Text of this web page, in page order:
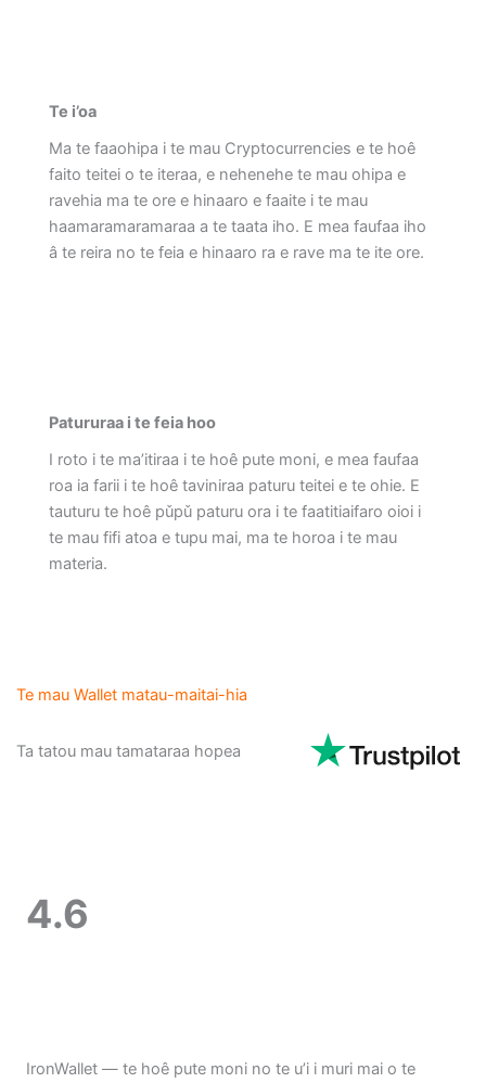
Te i’oa
Ma te faaohipa i te mau Cryptocurrencies e te hoê
faito teitei o te iteraa, e nehenehe te mau ohipa e
ravehia ma te ore e hinaaro e faaite i te mau
haamaramaramaraa a te taata iho. E mea faufaa iho
â te reira no te feia e hinaaro ra e rave ma te ite ore.
Patururaa i te feia hoo
I roto i te ma’itiraa i te hoê pute moni, e mea faufaa
roa ia farii i te hoê taviniraa paturu teitei e te ohie. E
tauturu te hoê pǔpǔ paturu ora i te faatitiaifaro oioi i
te mau fifi atoa e tupu mai, ma te horoa i te mau
materia.
Te mau Wallet matau-maitai-hia
Ta tatou mau tamataraa hopea
4.6
IronWallet — te hoê pute moni no te u’i i muri mai o te